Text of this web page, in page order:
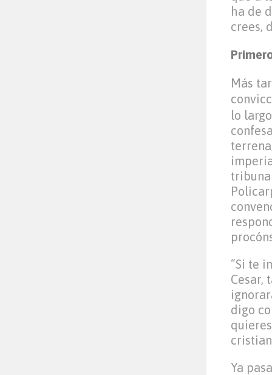
ha de
crees,
Más
lo
“Si te
Cesar,
digo
Ya